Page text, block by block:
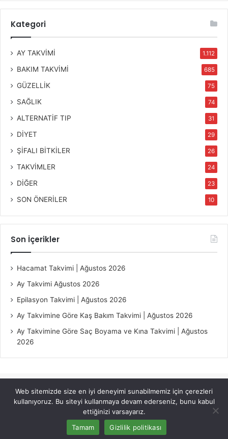
Kategori
AY TAKVİMİ 1.112
BAKIM TAKVİMİ 685
GÜZELLİK 75
SAĞLIK 74
ALTERNATİF TIP 31
DİYET 29
ŞİFALI BİTKİLER 26
TAKVİMLER 24
DİĞER 23
SON ÖNERİLER 10
Son İçerikler
Hacamat Takvimi | Ağustos 2026
Ay Takvimi Ağustos 2026
Epilasyon Takvimi | Ağustos 2026
Ay Takvimine Göre Kaş Bakım Takvimi | Ağustos 2026
Ay Takvimine Göre Saç Boyama ve Kına Takvimi | Ağustos
2026
© Copyright 2026, All Rights Reserved |
Jannah Theme by
TieLabs
Web sitemizde size en iyi deneyimi sunabilmemiz için çerezleri
kullanıyoruz. Bu siteyi kullanmaya devam ederseniz, bunu kabul
ettiğinizi varsayarız.
Tamam
Gizlilik politikası